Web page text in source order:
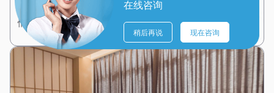
在线咨询
稍后再说 现在咨询
来缓解。天然精油清香淡雅，能够舒缓神经、缓解焦虑、平复
情绪。配合专业舒缓手法，缓慢推开全身紧张肌肉，让…